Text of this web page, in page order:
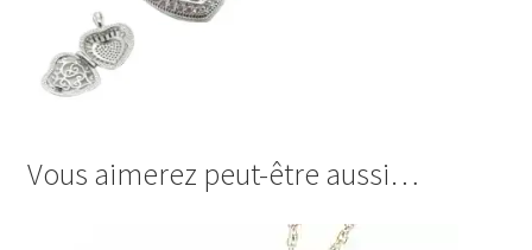
Vous aimerez peut-être aussi…